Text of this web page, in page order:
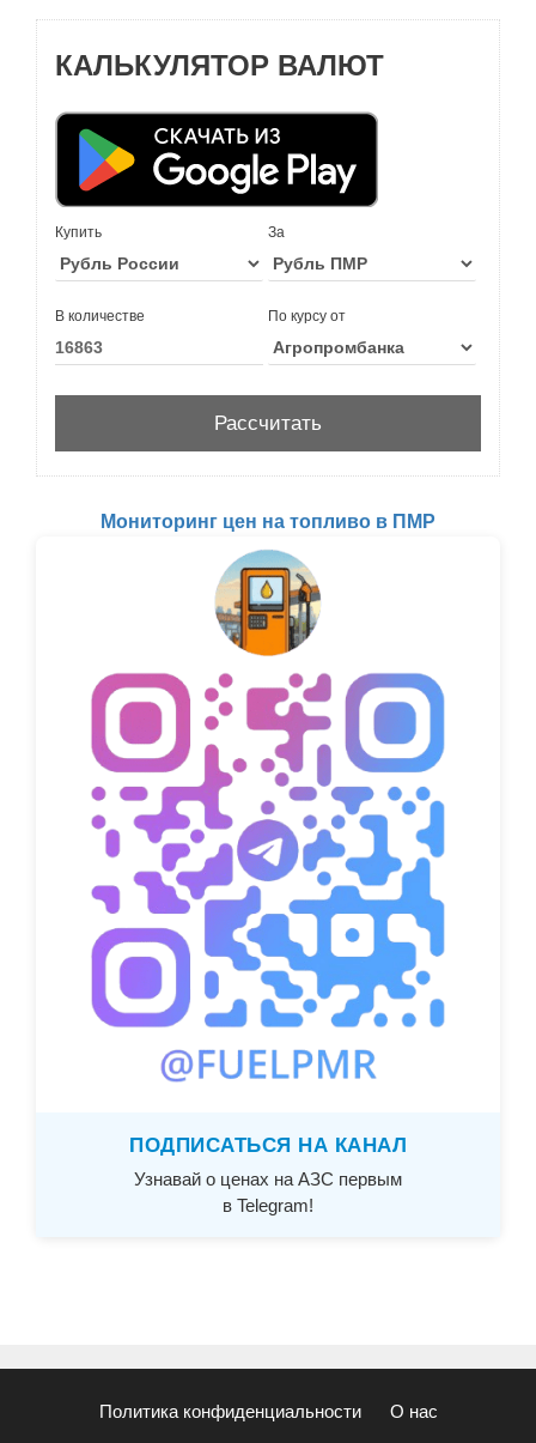
КАЛЬКУЛЯТОР ВАЛЮТ
Купить За
В количестве По курсу от
Мониторинг цен на топливо в ПМР
ПОДПИСАТЬСЯ НА КАНАЛ
Узнавай о ценах на АЗС первым
в Telegram!
Политика конфиденциальности О нас